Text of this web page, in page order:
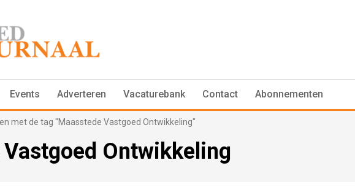
Events Adverteren Vacaturebank Contact Abonnementen
met de tag "Maasstede Vastgoed Ontwikkeling"
Ontwikkeling